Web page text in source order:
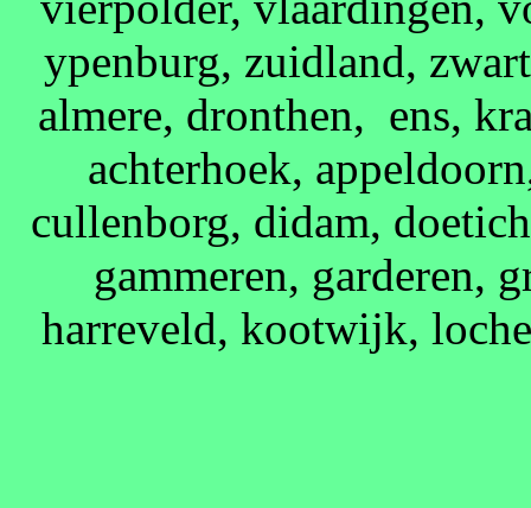
ypenburg, zuidland,
almere, dronthen, ens,
achterhoek,
cullenborg, didam,
gammeren, garderen,
harreveld, kootwijk,